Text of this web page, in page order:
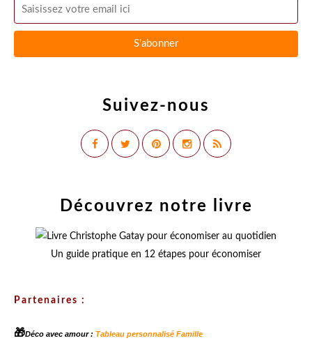
Suivez-nous
Découvrez notre livre
Un guide pratique en 12 étapes pour économiser
Partenaires :
🎁Déco avec amour : Tableau personnalisé Famille